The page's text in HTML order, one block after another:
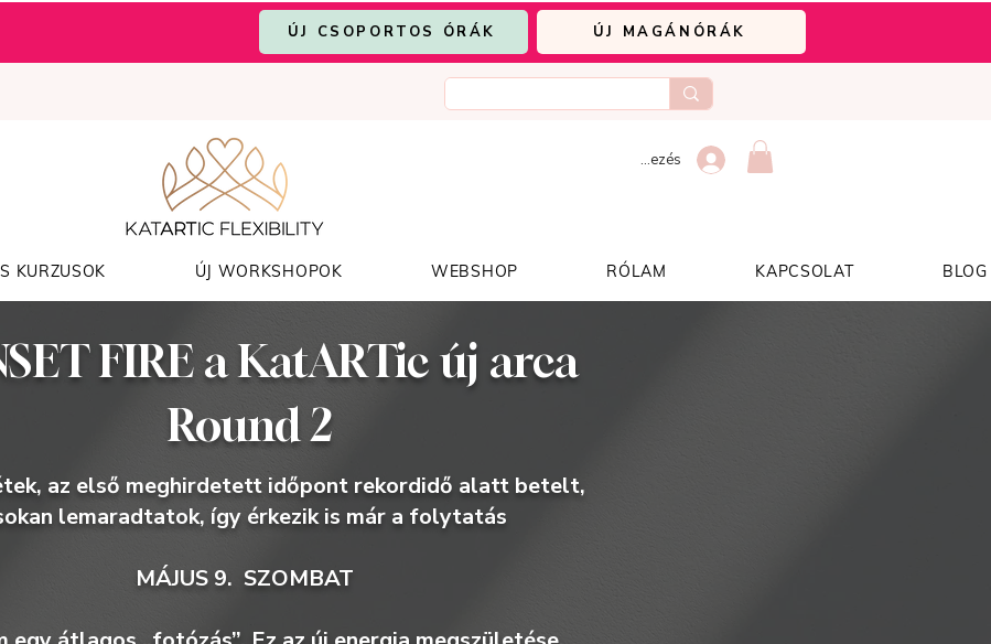
ÚJ CSOPORTOS ÓRÁK ÚJ MAGÁNÓRÁK
Bejelentkezés
KURZUSOK ÚJ WORKSHOPOK WEBSHOP RÓLAM KAPCSOLAT BLOG
FIRE a KatARTic új arca
Round 2
az első meghirdetett időpont rekordidő alatt betelt,
lemaradtatok, így érkezik is már a folytatás
MÁJUS 9. SZOMBAT